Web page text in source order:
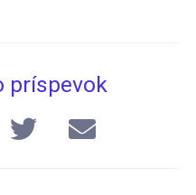
príspevok